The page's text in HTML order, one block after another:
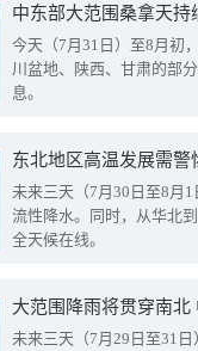
中东部大范围桑拿天
今天（7月31日）至8月初
川盆地、陕西、甘肃的部
息。
东北地区高温发展需
未来三天（7月30日至8月
流性降水。同时，从华北
全天候在线。
大范围降雨将贯穿南
未来三天（7月29日至31